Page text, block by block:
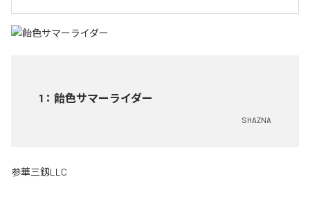
1 ： 飴色サマーライダー
SHAZNA
参華三釼LLC